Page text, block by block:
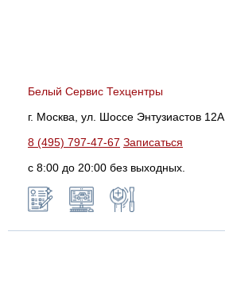
Белый Сервис Техцентры
г. Москва, ул. Шоссе Энтузиастов 12А
8 (495) 797-47-67 Записаться
с 8:00 до 20:00 без выходных.